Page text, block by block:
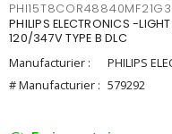
PHILIPS ELECTRONICS -
120/347V TYPE B DLC
Manufacturier :
PHILIPS
# Manufacturier : 579292